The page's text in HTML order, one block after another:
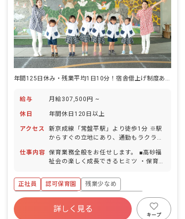
年間125日休み・残業平均1日10分！宿舎借上げ制度ありで新生活も応援
給与 月給307,500円 ~
休日 年間休日120日以上
アクセス
新京成線「常盤平駅」より徒歩1分 ※駅
からすぐの立地にあり、通勤もラクラ
もドラッグストアや100円ショップなど
が揃っています。
仕事内容 保育業務全般をお任せします。 ■高砂福
祉会の楽しく成長できるヒミツ ・保育書
で削減！ ・1年分のカリキュラムが設定
済み！ 写真付き解説やコツが記載してあ
るHowToBookや動画解説あり！ ・希望
制で受講できる園内外の研修が充実！ 乳
児・カリキュラムセミナーの前に、入職
正社員 認可保育園
残業少なめ
ボーナス・賞与あり
年間休日120日以上
寮・住宅・家賃補助あり
社会保険完備
詳しく見る
キープ